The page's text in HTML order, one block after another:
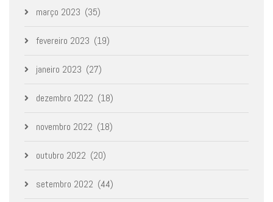
março 2023 (35)
fevereiro 2023 (19)
janeiro 2023 (27)
dezembro 2022 (18)
novembro 2022 (18)
outubro 2022 (20)
setembro 2022 (44)